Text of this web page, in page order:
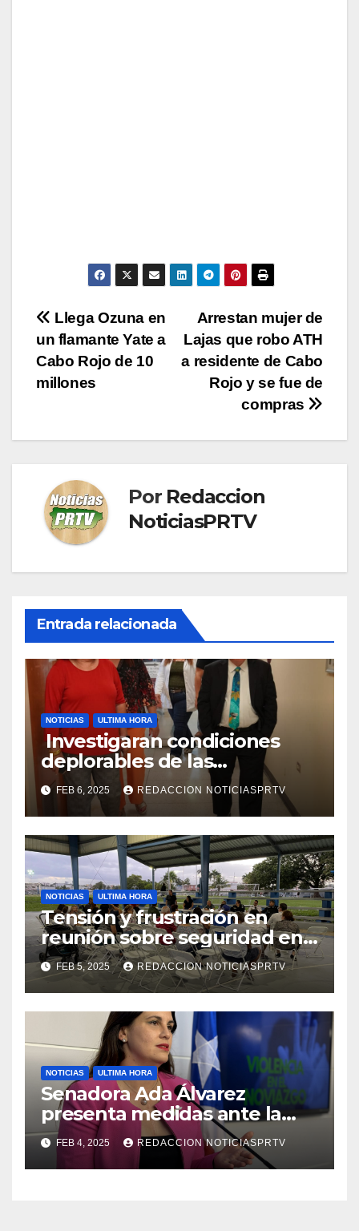
Navegación
de
entradas
Arrestan mujer de
Lajas que robo ATH
a residente de Cabo
Rojo y se fue de
compras
Llega Ozuna en
un flamante Yate a
Cabo Rojo de 10
millones
Por Redaccion
NoticiasPRTV
Entrada relacionada
NOTICIAS ULTIMA HORA
Investigaran condiciones
deplorables de las
facilidades el Departamento
de la Salud en Mayagüez
FEB 6, 2025 REDACCION NOTICIASPRTV
NOTICIAS ULTIMA HORA
Tensión y frustración en
reunión sobre seguridad en
Reparto Metropolitano
FEB 5, 2025 REDACCION NOTICIASPRTV
NOTICIAS ULTIMA HORA
Senadora Ada Álvarez
presenta medidas ante la
violencia en el noviazgo
FEB 4, 2025 REDACCION NOTICIASPRTV